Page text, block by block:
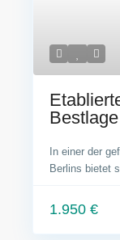
In einer der
Berlins bietet
1.950 €